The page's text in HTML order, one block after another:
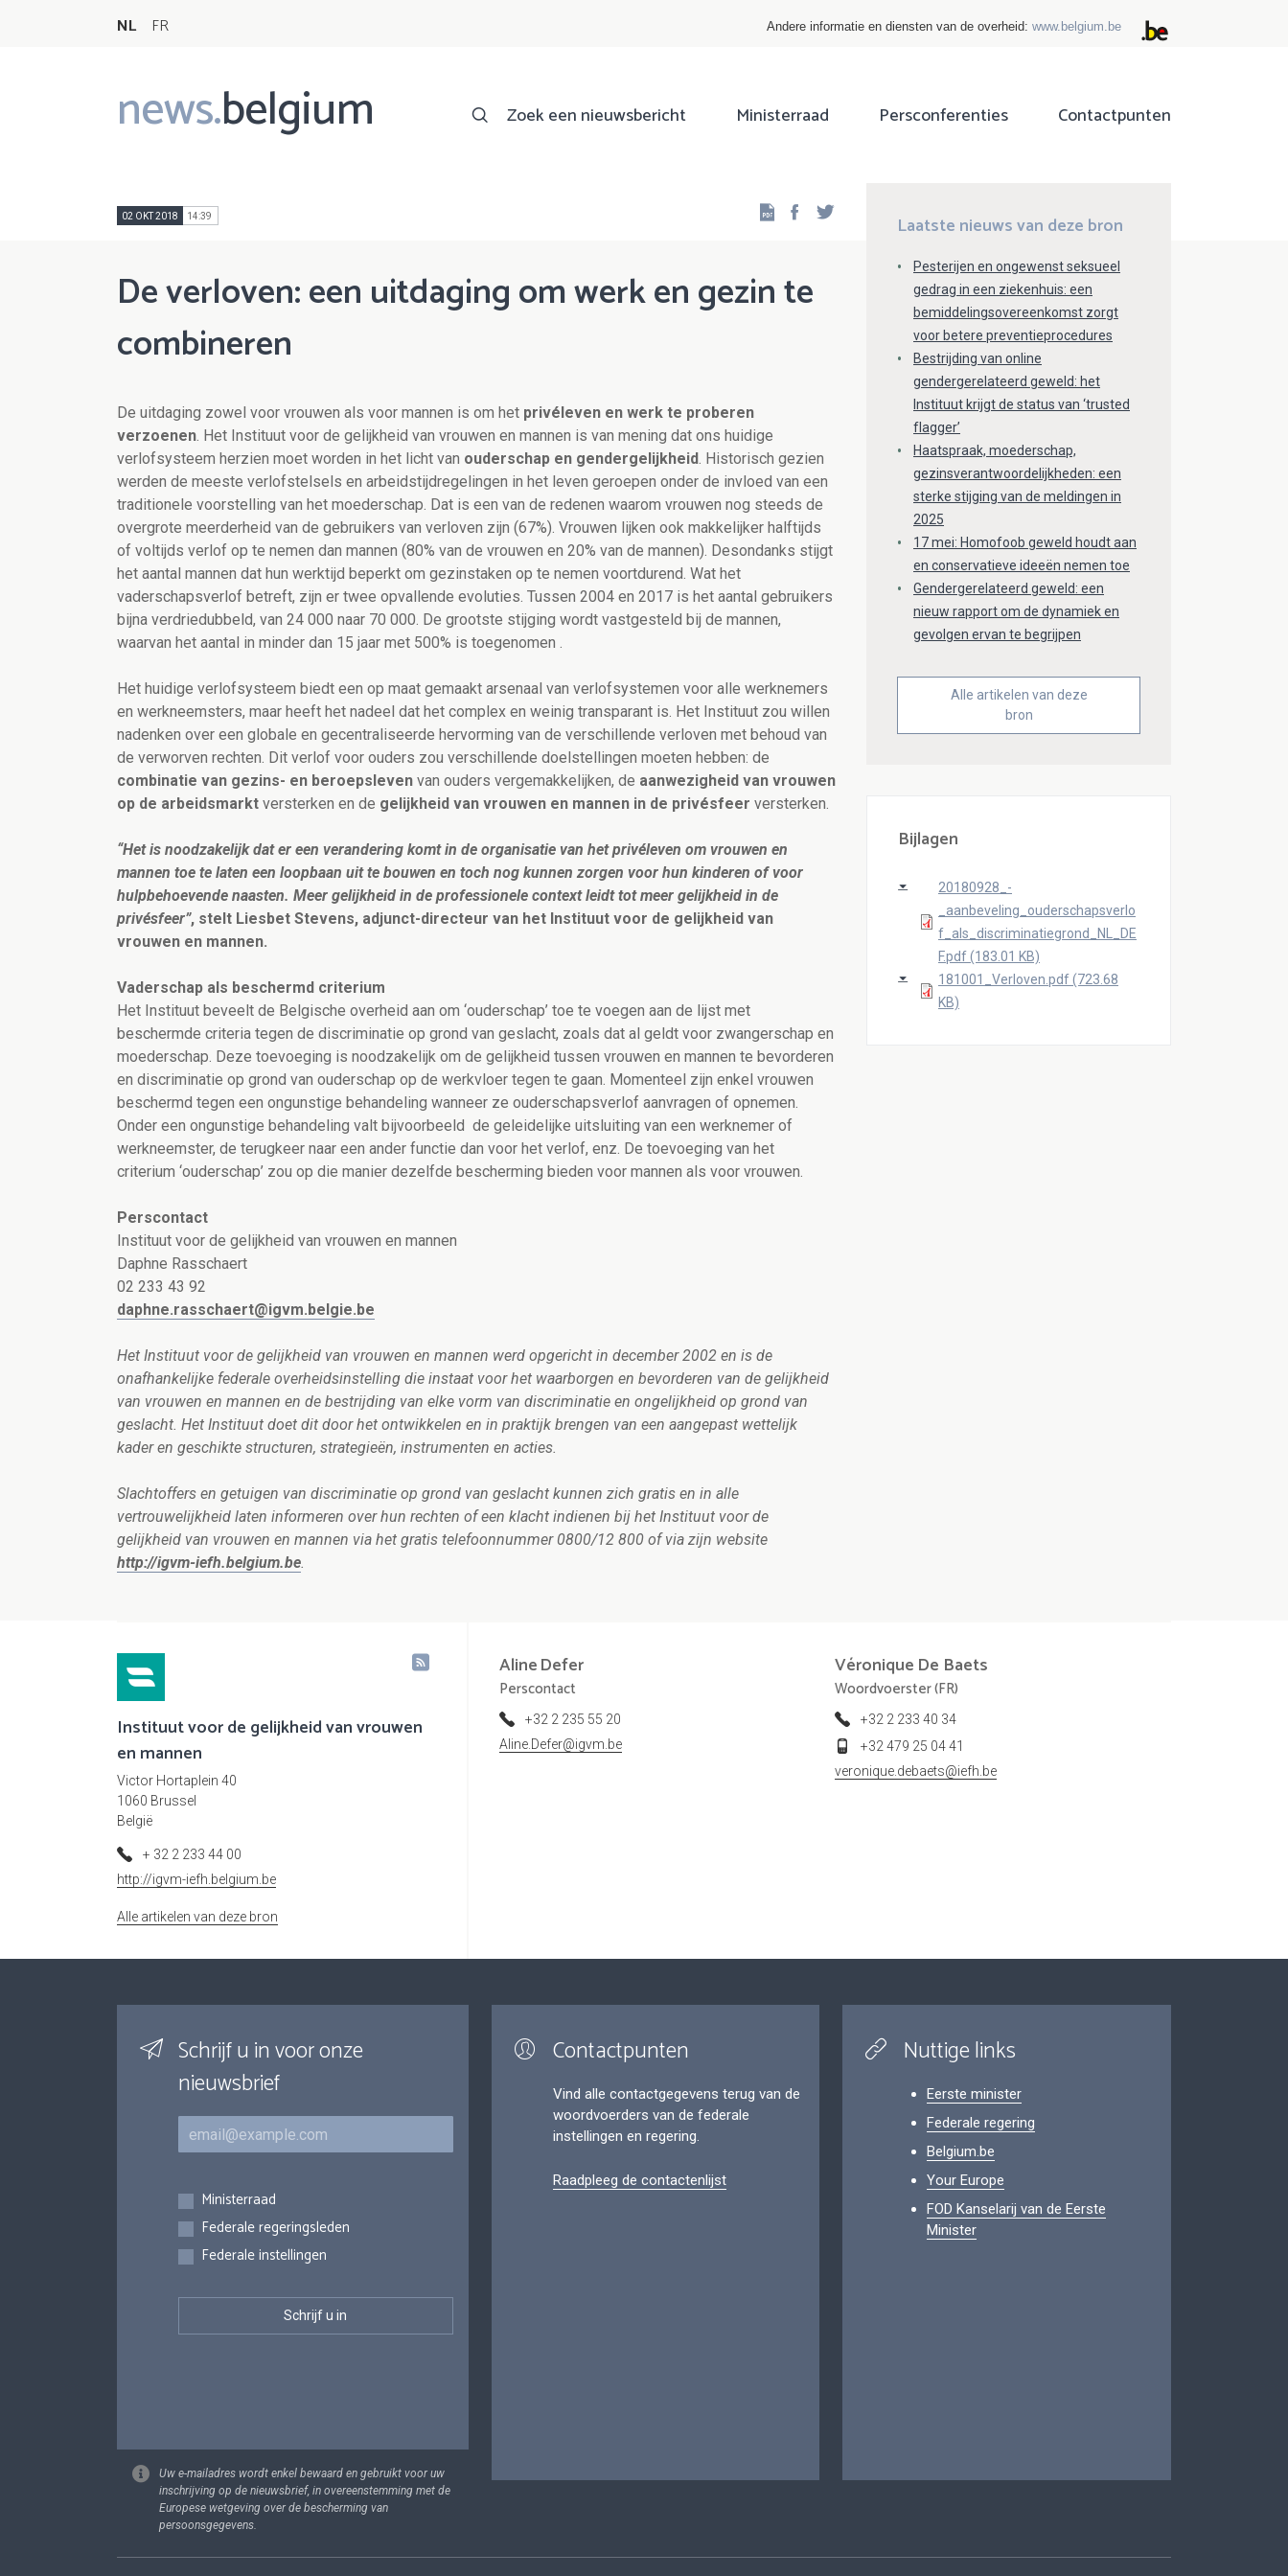
NL FR Andere informatie en diensten van de overheid: www.belgium.be
news.belgium
Main
navigation
Zoek een nieuwsbericht Ministerraad Persconferenties Contactpunten
02 OKT 2018 14:39 Facebook
De verloven: een uitdaging om werk en gezin te
combineren
De uitdaging zowel voor vrouwen als voor mannen is om het privéleven en werk te proberen
verzoenen. Het Instituut voor de gelijkheid van vrouwen en mannen is van mening dat ons huidige
verlofsysteem herzien moet worden in het licht van ouderschap en gendergelijkheid. Historisch gezien
werden de meeste verlofstelsels en arbeidstijdregelingen in het leven geroepen onder de invloed van een
traditionele voorstelling van het moederschap. Dat is een van de redenen waarom vrouwen nog steeds de
overgrote meerderheid van de gebruikers van verloven zijn (67%). Vrouwen lijken ook makkelijker halftijds
of voltijds verlof op te nemen dan mannen (80% van de vrouwen en 20% van de mannen). Desondanks stijgt
het aantal mannen dat hun werktijd beperkt om gezinstaken op te nemen voortdurend. Wat het
vaderschapsverlof betreft, zijn er twee opvallende evoluties. Tussen 2004 en 2017 is het aantal gebruikers
bijna verdriedubbeld, van 24 000 naar 70 000. De grootste stijging wordt vastgesteld bij de mannen,
waarvan het aantal in minder dan 15 jaar met 500% is toegenomen .
Het huidige verlofsysteem biedt een op maat gemaakt arsenaal van verlofsystemen voor alle werknemers
en werkneemsters, maar heeft het nadeel dat het complex en weinig transparant is. Het Instituut zou willen
nadenken over een globale en gecentraliseerde hervorming van de verschillende verloven met behoud van
de verworven rechten. Dit verlof voor ouders zou verschillende doelstellingen moeten hebben: de
combinatie van gezins- en beroepsleven van ouders vergemakkelijken, de aanwezigheid van vrouwen
op de arbeidsmarkt versterken en de gelijkheid van vrouwen en mannen in de privésfeer versterken.
“Het is noodzakelijk dat er een verandering komt in de organisatie van het privéleven om vrouwen en
mannen toe te laten een loopbaan uit te bouwen en toch nog kunnen zorgen voor hun kinderen of voor
hulpbehoevende naasten. Meer gelijkheid in de professionele context leidt tot meer gelijkheid in de
privésfeer”, stelt Liesbet Stevens, adjunct-directeur van het Instituut voor de gelijkheid van
vrouwen en mannen.
Vaderschap als beschermd criterium
Het Instituut beveelt de Belgische overheid aan om ‘ouderschap’ toe te voegen aan de lijst met
beschermde criteria tegen de discriminatie op grond van geslacht, zoals dat al geldt voor zwangerschap en
moederschap. Deze toevoeging is noodzakelijk om de gelijkheid tussen vrouwen en mannen te bevorderen
en discriminatie op grond van ouderschap op de werkvloer tegen te gaan. Momenteel zijn enkel vrouwen
beschermd tegen een ongunstige behandeling wanneer ze ouderschapsverlof aanvragen of opnemen.
Onder een ongunstige behandeling valt bijvoorbeeld de geleidelijke uitsluiting van een werknemer of
werkneemster, de terugkeer naar een ander functie dan voor het verlof, enz. De toevoeging van het
criterium ‘ouderschap’ zou op die manier dezelfde bescherming bieden voor mannen als voor vrouwen.
Perscontact
Instituut voor de gelijkheid van vrouwen en mannen
Daphne Rasschaert
02 233 43 92
daphne.rasschaert@igvm.belgie.be
Het Instituut voor de gelijkheid van vrouwen en mannen werd opgericht in december 2002 en is de
onafhankelijke federale overheidsinstelling die instaat voor het waarborgen en bevorderen van de gelijkheid
van vrouwen en mannen en de bestrijding van elke vorm van discriminatie en ongelijkheid op grond van
geslacht. Het Instituut doet dit door het ontwikkelen en in praktijk brengen van een aangepast wettelijk
kader en geschikte structuren, strategieën, instrumenten en acties.
Slachtoffers en getuigen van discriminatie op grond van geslacht kunnen zich gratis en in alle
vertrouwelijkheid laten informeren over hun rechten of een klacht indienen bij het Instituut voor de
gelijkheid van vrouwen en mannen via het gratis telefoonnummer 0800/12 800 of via zijn website
http://igvm-iefh.belgium.be.
Laatste nieuws van deze bron
Pesterijen en ongewenst seksueel
gedrag in een ziekenhuis: een
bemiddelingsovereenkomst zorgt
voor betere preventieprocedures
Bestrijding van online
gendergerelateerd geweld: het
Instituut krijgt de status van ‘trusted
flagger’
Haatspraak, moederschap,
gezinsverantwoordelijkheden: een
sterke stijging van de meldingen in
2025
17 mei: Homofoob geweld houdt aan
en conservatieve ideeën nemen toe
Gendergerelateerd geweld: een
nieuw rapport om de dynamiek en
gevolgen ervan te begrijpen
Alle artikelen van deze
bron
Bijlagen
20180928_-
_aanbeveling_ouderschapsverlo
f_als_discriminatiegrond_NL_DE
F.pdf (183.01 KB)
181001_Verloven.pdf (723.68
KB)
Instituut voor de gelijkheid van vrouwen
en mannen
Victor Hortaplein 40
1060 Brussel
België
+ 32 2 233 44 00
http://igvm-iefh.belgium.be
Alle artikelen van deze bron
AlineDefer
Perscontact
+32 2 235 55 20
Aline.Defer@igvm.be
Véronique De Baets
Woordvoerster (FR)
+32 2 233 40 34
+32 479 25 04 41
veronique.debaets@iefh.be
Schrijf u in voor onze
nieuwsbrief
E-mail
Inschrijvingen
Ministerraad
Federale regeringsleden
Federale instellingen
Uw e-mailadres wordt enkel bewaard en gebruikt voor uw
inschrijving op de nieuwsbrief, in overeenstemming met de
Europese wetgeving over de bescherming van
persoonsgegevens.
Contactpunten
Vind alle contactgegevens terug van de
woordvoerders van de federale
instellingen en regering.
Raadpleeg de contactenlijst
Nuttige links
Eerste minister
Federale regering
Belgium.be
Your Europe
FOD Kanselarij van de Eerste
Minister